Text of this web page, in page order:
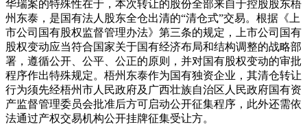
华瑞案的特殊性在于，本次转让的股份全部来自于控股股东梧
州东泰，是国有法人股东全仓出清的“清仓式”交易。根据《上
市公司国有股权监督管理办法》第三条的规定，上市公司国有
股权变动应当符合国家关于国有经济布局和结构调整的战略部
署，遵循公开、公平、公正的原则，并对国有股权变动的审批
程序作出特殊规定。梧州东泰作为国有独资企业，其清仓转让
行为须先经梧州市人民政府及广西壮族自治区人民政府国有资
产监督管理委员会批准后方可启动公开征集程序，此外还需依
法通过产权交易机构公开挂牌征集受让方。